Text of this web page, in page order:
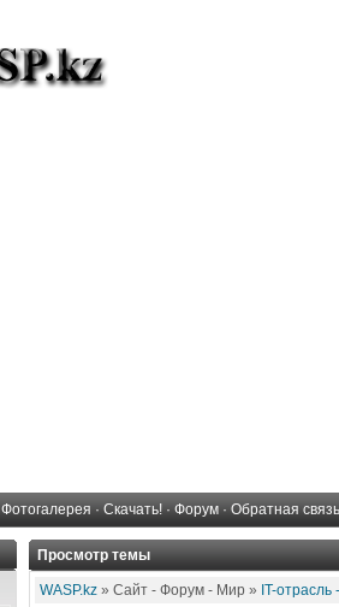
Фотогалерея · Скачать! · Форум · Обратная связь
Просмотр темы
WASP.kz » Сайт - Форум - Мир » IT-